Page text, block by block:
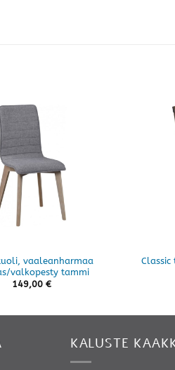
vaaleanharmaa
valkopesty tammi
149,00 €
KALUSTE